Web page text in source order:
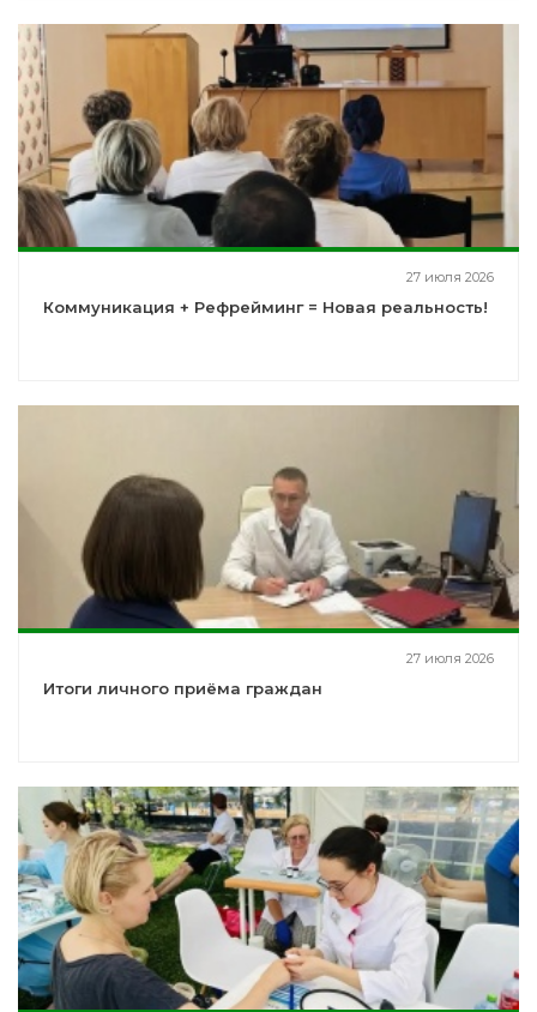
27 июля 2026
Коммуникация + Рефрейминг = Новая реальность!
27 июля 2026
Итоги личного приёма граждан